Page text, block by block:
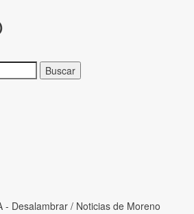
- Desalambrar / Noticias de Moreno